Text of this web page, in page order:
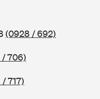
(0928 / 692)
706)
717)